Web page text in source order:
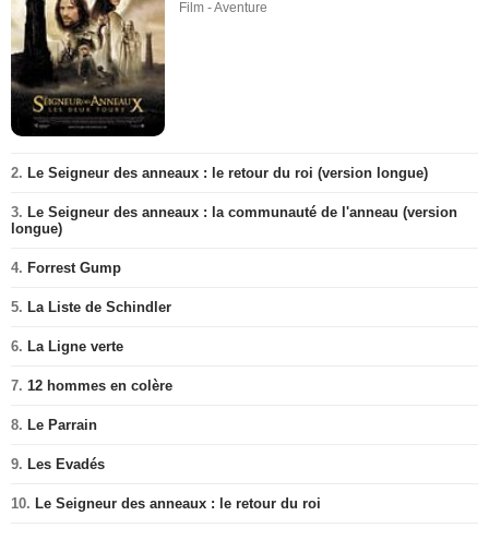
Film - Aventure
2. Le Seigneur des anneaux : le retour du roi (version longue)
3. Le Seigneur des anneaux : la communauté de l'anneau (version
longue)
4. Forrest Gump
5. La Liste de Schindler
6. La Ligne verte
7. 12 hommes en colère
8. Le Parrain
9. Les Evadés
10. Le Seigneur des anneaux : le retour du roi